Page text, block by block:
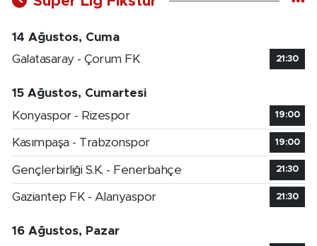
14 Ağustos, Cuma
Galatasaray - Çorum FK
21:30
15 Ağustos, Cumartesi
Konyaspor - Rizespor
19:00
Kasımpaşa - Trabzonspor 19:00
Gençlerbirliği S.K. - Fenerbahçe 21:30
Gaziantep FK - Alanyaspor 21:30
16 Ağustos, Pazar